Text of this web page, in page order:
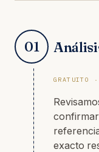
01
GRATUITO
exacto